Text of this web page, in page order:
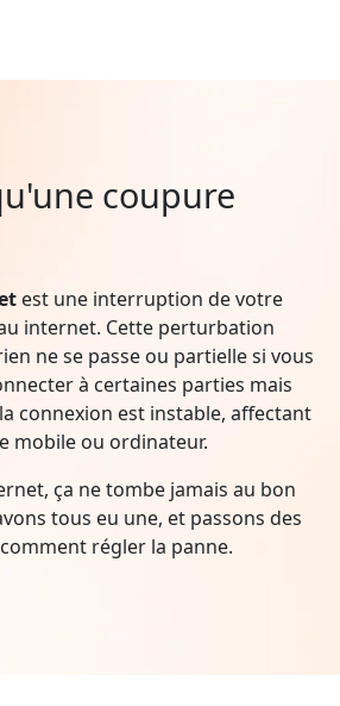
coupure
est une interruption de votre
internet. Cette perturbation
ne se passe ou partielle si vous
à certaines parties mais
connexion est instable, affectant
mobile ou ordinateur.
ça ne tombe jamais au bon
tous eu une, et passons des
régler la panne.